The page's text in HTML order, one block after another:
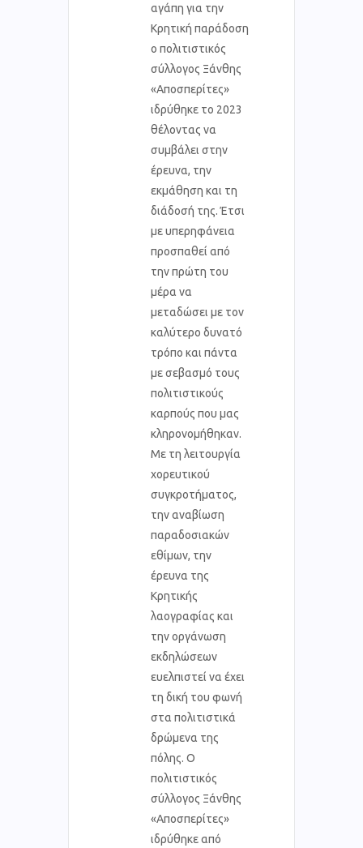
αγάπη για την
Κρητική παράδοση
ο πολιτιστικός
σύλλογος Ξάνθης
«Αποσπερίτες»
ιδρύθηκε το 2023
θέλοντας να
συμβάλει στην
έρευνα, την
εκμάθηση και τη
διάδοσή της. Έτσι
με υπερηφάνεια
προσπαθεί από
την πρώτη του
μέρα να
μεταδώσει με τον
καλύτερο δυνατό
τρόπο και πάντα
με σεβασμό τους
πολιτιστικούς
καρπούς που μας
κληρονομήθηκαν.
Με τη λειτουργία
χορευτικού
συγκροτήματος,
την αναβίωση
παραδοσιακών
εθίμων, την
έρευνα της
Κρητικής
λαογραφίας και
την οργάνωση
εκδηλώσεων
ευελπιστεί να έχει
τη δική του φωνή
στα πολιτιστικά
δρώμενα της
πόλης. Ο
πολιτιστικός
σύλλογος Ξάνθης
«Αποσπερίτες»
ιδρύθηκε από